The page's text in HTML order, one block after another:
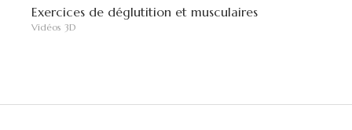
Exercices de déglutition et musculaires
Vidéos 3D